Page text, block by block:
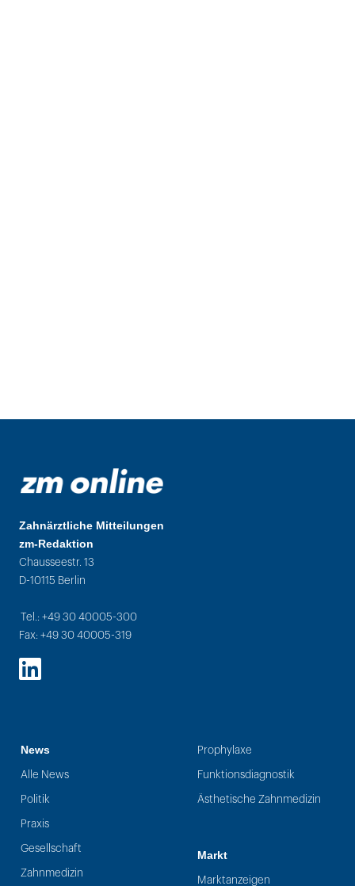
Zahnärztliche Mitteilungen
zm-Redaktion
Chausseestr. 13
D-10115 Berlin
Tel.: +49 30 40005-300
Fax: +49 30 40005-319
LinkedIn
News
Alle News
Politik
Praxis
Gesellschaft
Zahnmedizin
Prophylaxe
Funktionsdiagnostik
Ästhetische Zahnmedizin
Markt
Marktanzeigen